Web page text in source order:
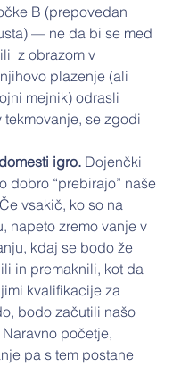
B (prepovedan
— ne da bi se med
z obrazom v
plazenje (ali
mejnik) odrasli
tekmovanje, se zgodi
igro. Dojenčki
dobro “prebirajo” naše
vsakič, ko so na
napeto zremo vanje v
kdaj se bodo že
in premaknili, kot da
kvalifikacije za
bodo začutili našo
početje,
pa s tem postane